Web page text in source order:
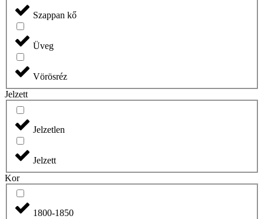
Szappan kő
Üveg
Vörösréz
Jelzett
Jelzetlen
Jelzett
Kor
1800-1850